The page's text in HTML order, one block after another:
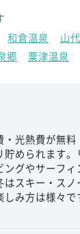
和倉温泉
山
郷 粟津温泉
・光熱費が無
められます。
グやサーフ
スキー・ス
み方は様々で